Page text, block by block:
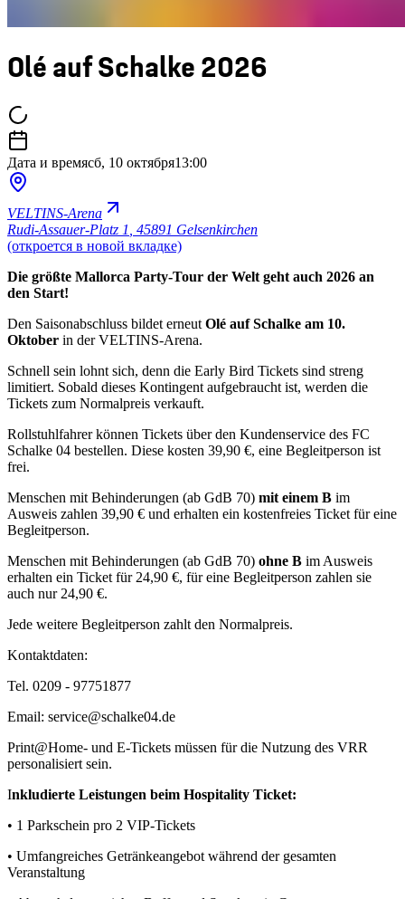
Olé auf Schalke 2026
Дата и времясб, 10 октября13:00
VELTINS-Arena
Rudi-Assauer-Platz 1 45891 Gelsenkirchen
(откроется в новой вкладке)
Die größte Mallorca Party-Tour der Welt geht auch 2026 an
den Start!
Den Saisonabschluss bildet erneut Olé auf Schalke am 10.
Oktober in der VELTINS-Arena.
Schnell sein lohnt sich, denn die Early Bird Tickets sind streng
limitiert. Sobald dieses Kontingent aufgebraucht ist, werden die
Tickets zum Normalpreis verkauft.
Rollstuhlfahrer können Tickets über den Kundenservice des FC
Schalke 04 bestellen. Diese kosten 39,90 €, eine Begleitperson ist
frei.
Menschen mit Behinderungen (ab GdB 70) mit einem B im
Ausweis zahlen 39,90 € und erhalten ein kostenfreies Ticket für eine
Begleitperson.
Menschen mit Behinderungen (ab GdB 70) ohne B im Ausweis
erhalten ein Ticket für 24,90 €, für eine Begleitperson zahlen sie
auch nur 24,90 €.
Jede weitere Begleitperson zahlt den Normalpreis.
Kontaktdaten:
Tel. 0209 - 97751877
Email: service@schalke04.de
Print@Home- und E-Tickets müssen für die Nutzung des VRR
personalisiert sein.
Inkludierte Leistungen beim Hospitality Ticket:
• 1 Parkschein pro 2 VIP-Tickets
• Umfangreiches Getränkeangebot während der gesamten
Veranstaltung